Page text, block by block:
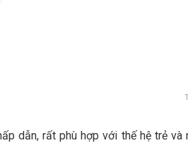
dẫn, rất phù hợp với thế hệ trẻ và